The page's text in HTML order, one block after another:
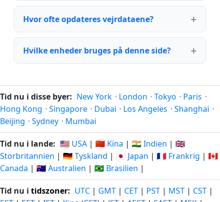
Hvor ofte opdateres vejrdataene?
Hvilke enheder bruges på denne side?
Tid nu i disse byer: New York · London · Tokyo · Paris ·
Hong Kong · Singapore · Dubai · Los Angeles · Shanghai ·
Beijing · Sydney · Mumbai
Tid nu i lande: 🇺🇸 USA | 🇨🇳 Kina | 🇮🇳 Indien | 🇬🇧
Storbritannien | 🇩🇪 Tyskland | 🇯🇵 Japan | 🇫🇷 Frankrig | 🇨🇦
Canada | 🇦🇺 Australien | 🇧🇷 Brasilien |
Tid nu i tidszoner: UTC | GMT | CET | PST | MST | CST |